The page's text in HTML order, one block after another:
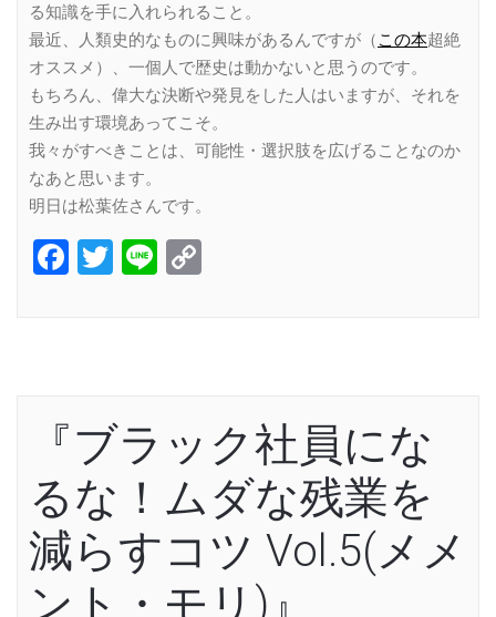
る知識を手に入れられること。
最近、人類史的なものに興味があるんですが（ この本超絶
オススメ）、一個人で歴史は動かないと思うのです。
もちろん、偉大な決断や発見をした人はいますが、それを
生み出す環境あってこそ。
我々がすべきことは、可能性・選択肢を広げることなのか
なあと思います。
明日は松葉佐さんです。
Facebook
Twitter
Line
『ブラック社員にな
るな！ムダな残業を
減らすコツ Vol.5(メメ
ント・モリ)』